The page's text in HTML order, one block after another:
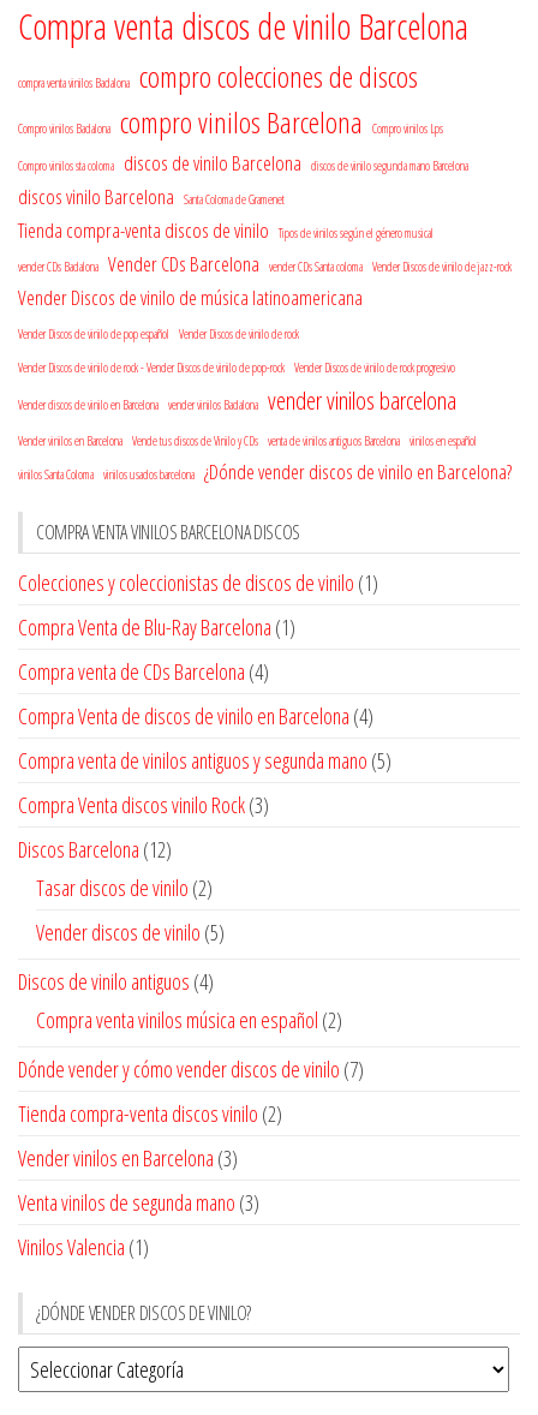
Compra venta discos de vinilo Barcelona
compra venta vinilos Badalona compro colecciones de discos
Compro vinilos Badalona compro vinilos Barcelona Compro vinilos Lps
Compro vinilos sta coloma discos de vinilo Barcelona discos de vinilo segunda mano Barcelona
discos vinilo Barcelona Santa Coloma de Gramenet
Tienda compra-venta discos de vinilo
Tipos de vinilos según el género musical
vender CDs Badalona Vender CDs Barcelona vender CDs Santa coloma Vender Discos de vinilo de jazz-rock
Vender Discos de vinilo de música latinoamericana
Vender Discos de vinilo de pop español
Vender Discos de vinilo de rock
Vender Discos de vinilo de rock - Vender Discos de vinilo de pop-rock Vender Discos de vinilo de rock progresivo
Vender discos de vinilo en Barcelona vender vinilos Badalona vender vinilos barcelona
Vender vinilos en Barcelona Vende tus discos de Vinilo y CDs venta de vinilos antiguos Barcelona vinilos en español
vinilos Santa Coloma vinilos usados barcelona ¿Dónde vender discos de vinilo en Barcelona?
COMPRA VENTA VINILOS BARCELONA DISCOS
Colecciones y coleccionistas de discos de vinilo (1)
Compra Venta de Blu-Ray Barcelona (1)
Compra venta de CDs Barcelona (4)
Compra Venta de discos de vinilo en Barcelona (4)
Compra venta de vinilos antiguos y segunda mano (5)
Compra Venta discos vinilo Rock(3)
Discos Barcelona (12)
Tasar discos de vinilo (2)
Vender discos de vinilo (5)
Discos de vinilo antiguos (4)
Compra venta vinilos música en español (2)
Dónde vender y cómo vender discos de vinilo (7)
Tienda compra-venta discos vinilo (2)
Vender vinilos en Barcelona (3)
Venta vinilos de segunda mano (3)
Vinilos Valencia (1)
¿DÓNDE VENDER DISCOS DE VINILO?